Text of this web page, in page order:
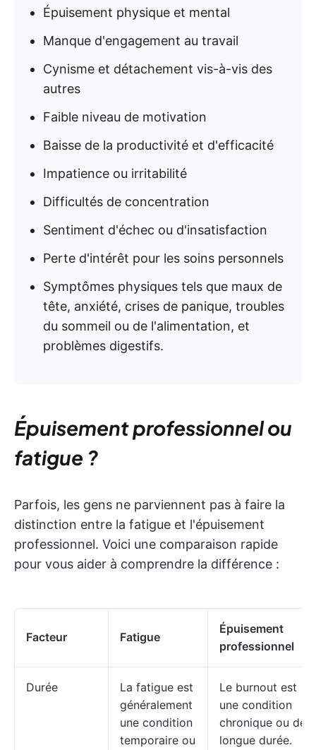
Épuisement physique et mental
Manque d'engagement au travail
Cynisme et détachement vis-à-vis des
autres
Faible niveau de motivation
Baisse de la productivité et d'efficacité
Impatience ou irritabilité
Difficultés de concentration
Sentiment d'échec ou d'insatisfaction
Perte d'intérêt pour les soins personnels
Symptômes physiques tels que maux de
tête, anxiété, crises de panique, troubles
du sommeil ou de l'alimentation, et
problèmes digestifs.
Épuisement professionnel ou
fatigue ?
Parfois, les gens ne parviennent pas à faire la
distinction entre la fatigue et l'épuisement
professionnel. Voici une comparaison rapide
pour vous aider à comprendre la différence :
Facteur Fatigue
Épuisement
professionnel
Durée
La fatigue est
généralement
une condition
temporaire ou
Le burnout est
une condition
chronique ou de
longue durée.